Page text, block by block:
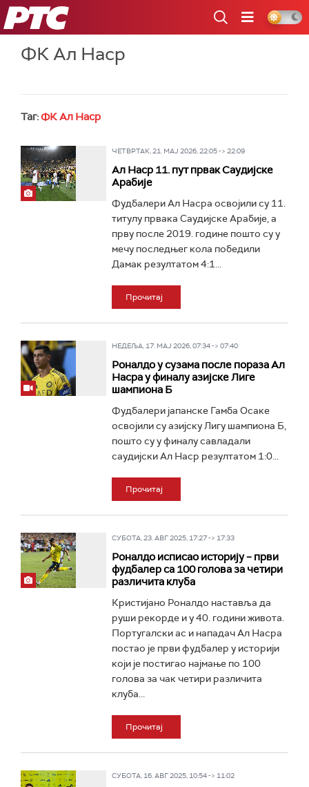
РТС
ФК Ал Наср
Таг:ФК Ал Наср
ЧЕТВРТАК, 21. МАЈ 2026, 22:05 -> 22:09
Ал Наср 11. пут првак Саудијске
Арабије
Фудбалери Ал Насра освојили су 11.
титулу првака Саудијске Арабије, а
прву после 2019. године пошто су у
мечу последњег кола победили
Дамак резултатом 4:1...
Прочитај
НЕДЕЉА, 17. МАЈ 2026, 07:34 -> 07:40
Роналдо у сузама после пораза Ал
Насра у финалу азијске Лиге
шампиона Б
Фудбалери јапанске Гамба Осаке
освојили су азијску Лигу шампиона Б,
пошто су у финалу савладали
саудијски Ал Наср резултатом 1:0...
Прочитај
СУБОТА, 23. АВГ 2025, 17:27 -> 17:33
Роналдо исписао историју – први
фудбалер са 100 голова за четири
различита клуба
Кристијано Роналдо наставља да
руши рекорде и у 40. години живота.
Португалски ас и нападач Ал Насра
постао је први фудбалер у историји
који је постигао најмање по 100
голова за чак четири различита
клуба...
Прочитај
СУБОТА, 16. АВГ 2025, 10:54 -> 11:02